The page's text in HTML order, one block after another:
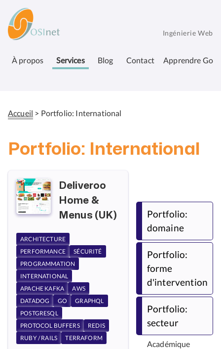
contenu
principal
Ingénierie Web
À propos Services Blog Contact Apprendre Go
Fil
Accueil Portfolio: International
Portfolio: International
Deliveroo
Home &
Menus (UK)
ARCHITECTURE
PERFORMANCE
SÉCURITÉ
PROGRAMMATION
INTERNATIONAL
APACHE KAFKA
AWS
DATADOG
GO
GRAPHQL
POSTGRESQL
PROTOCOL BUFFERS
REDIS
RUBY / RAILS
TERRAFORM
Portfolio:
domaine
Portfolio:
forme
d'intervention
Portfolio:
secteur
Académique